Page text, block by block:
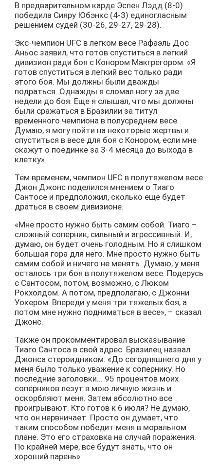
В предварительном карде Эспен Лэдд (8-0)
победила Сияру Юбэнкс (4-3) единогласным
решением судей (30-26, 29-27, 29-28).
Экс-чемпион UFC в легком весе Рафаэль Дос
Аньос заявил, что готов спуститься в легкий
дивизион ради боя с Конором Макгрегором: «Я
готов спуститься в легкий вес только ради
этого боя. Мы должны были дважды
подраться. Однажды я сломал ногу за две
недели до боя. Еще я слышал, что мы должны
были сражаться в Бразилии за титул
временного чемпиона в полусреднем весе.
Думаю, я могу пойти на некоторые жертвы и
спуститься в весе для боя с Конором, если мне
скажут о поединке за 3-4 месяца до выхода в
клетку».
Тем временем, чемпион UFC в полутяжелом весе
Джон Джонс поделился мнением о Тиаго
Сантосе и предположил, сколько еще будет
драться в своем дивизионе.
«Мне просто нужно быть самим собой. Тиаго –
сложный соперник, сильный и агрессивный. И,
думаю, он будет очень голодным. Но я слишком
большая гора для него. Мне просто нужно быть
самим собой и ничего не менять. Думаю, у меня
осталось три боя в полутяжелом весе. Подерусь
с Сантосом, потом, возможно, с Люком
Рокхолдом. А потом, предполагаю, с Джонни
Уокером. Впереди у меня три тяжелых боя, а
потом мне нужно подниматься в весе», – сказал
Джонс.
Также он прокомментировал высказывание
Тиаго Сантоса в свой адрес. Бразилец назвал
Джонса стероидником: «До сегодняшнего дня у
меня было только уважение к сопернику. Но
последние заголовки... 95 процентов моих
соперников лезут в мою личную жизнь и
оскорбляют меня. Затем абсолютно все
проигрывают. Кто готов к 6 июля? Не думаю,
что он нервничает. Просто он думает, что
таким способом победит меня в моральном
плане. Это его страховка на случай поражения.
По крайней мере, все будут знать, что он
хороший парень».